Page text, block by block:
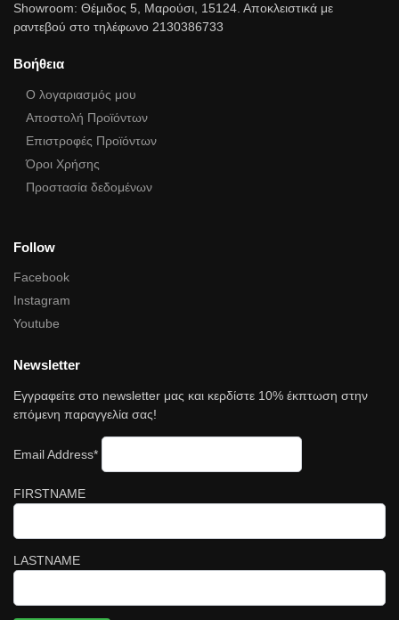
Showroom: Θέμιδος 5, Μαρούσι, 15124. Αποκλειστικά με
ραντεβού στο τηλέφωνο 2130386733
Βοήθεια
Ο λογαριασμός μου
Αποστολή Προϊόντων
Επιστροφές Προϊόντων
Όροι Χρήσης
Προστασία δεδομένων
Follow
Facebook
Instagram
Youtube
Newsletter
Εγγραφείτε στο newsletter μας και κερδίστε 10% έκπτωση στην
επόμενη παραγγελία σας!
Email Address*
FIRSTNAME
LASTNAME